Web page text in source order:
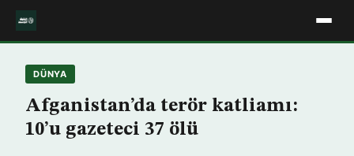
DÜNYA
Afganistan’da terör katliamı:
10’u gazeteci 37 ölü